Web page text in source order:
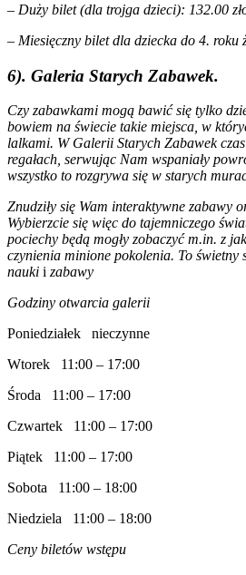
– Duży bilet (dla trojga dzieci): 132.00
– Miesięczny bilet dla dziecka do 4. roku
6). Galeria Starych Zabawek.
Czy zabawkami mogą bawić się tylko
bowiem na świecie takie miejsca, w
lalkami. W Galerii Starych Zabawek czas
regałach, serwując Nam wspaniały
wszystko to rozgrywa się w starych
Znudziły się Wam interaktywne zabawy
Wybierzcie się więc do tajemniczego
pociechy będą mogły zobaczyć m.in. z
czynienia minione pokolenia. To świetny
nauki i zabawy
Godziny otwarcia galerii
Poniedziałek nieczynne
Wtorek 11:00 – 17:00
Środa 11:00 – 17:00
Czwartek 11:00 – 17:00
Piątek 11:00 – 17:00
Sobota 11:00 – 18:00
Niedziela 11:00 – 18:00
Ceny biletów wstępu